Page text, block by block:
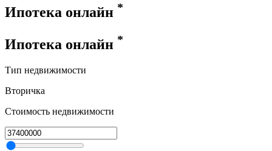
Ипотека онлайн *
Ипотека онлайн *
Тип недвижимости
Вторичка
Стоимость недвижимости